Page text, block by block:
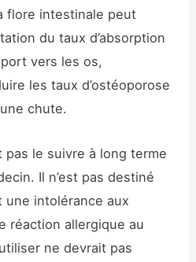
flore intestinale peut
du taux d’absorption
vers les os,
les taux d’ostéoporose
chute.
pas le suivre à long terme
Il n’est pas destiné
une intolérance aux
réaction allergique au
ne devrait pas